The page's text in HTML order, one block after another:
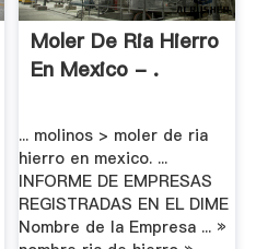
Moler De Ria Hierro
En Mexico - .
... molinos > moler de ria
hierro en mexico. ...
INFORME DE EMPRESAS
REGISTRADAS EN EL DIME
Nombre de la Empresa ... »